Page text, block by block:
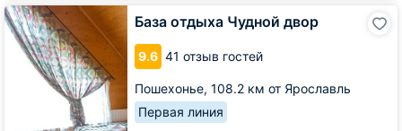
База отдыха Чудной двор
9.6 41 отзыв гостей
Пошехонье, 108.2 км от Ярославль
Первая линия
База
отдыха
Чудной
двор